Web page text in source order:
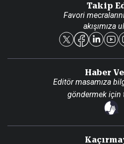
Reklam Ver
Takip
Favori
akışımıza
Haber
Editör masamıza
göndermek için